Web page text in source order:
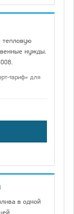
тепловую
нужды.
тариф» для
в одной